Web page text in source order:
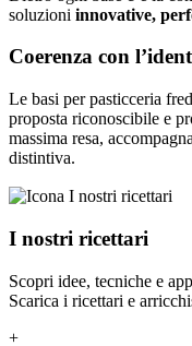
soluzioni innovative,
Coerenza con
Le basi per pasticceria
proposta riconoscibile e
massima resa,
distintiva.
I nostri ricettari
Scopri idee, tecniche e
Scarica i ricettari e
+